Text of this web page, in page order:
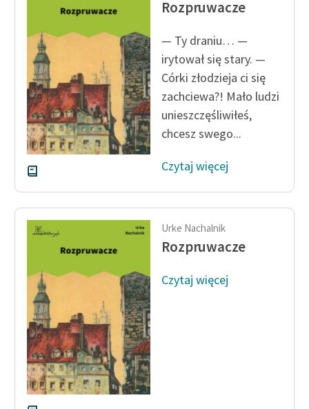
Rozpruwacze
— Ty draniu… —
irytował się stary. —
Córki złodzieja ci się
zachciewa?! Mało ludzi
unieszczęśliwiłeś,
chcesz swego...
Czytaj więcej
Urke Nachalnik
Rozpruwacze
Czytaj więcej